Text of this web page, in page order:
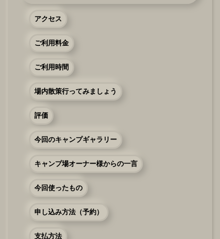
アクセス
ご利用料金
ご利用時間
場内散策行ってみましょう
評価
今回のキャンプギャラリー
キャンプ場オーナー様からの一言
今回使ったもの
申し込み方法（予約）
支払方法